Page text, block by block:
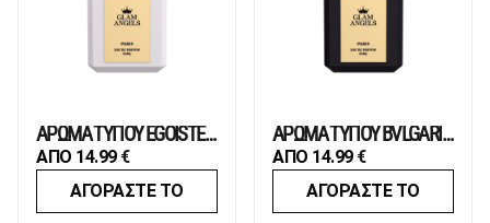
ΑΡΩΜΑ ΤΥΠΟΥ ÉGOÏSTE PLATINUM
ΑΠΟ 14.99 €
ΑΓΟΡΑΣΤΕ ΤΟ
ΑΡΩΜΑ ΤΥΠΟΥ BVLGARI MAN IN BLACK
ΑΠΟ 14.99 €
ΑΓΟΡΑΣΤΕ ΤΟ